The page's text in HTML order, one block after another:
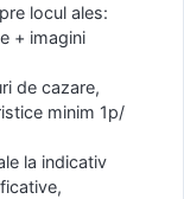
locul ales:
+ imagini
de cazare,
minim 1p/
la indicativ